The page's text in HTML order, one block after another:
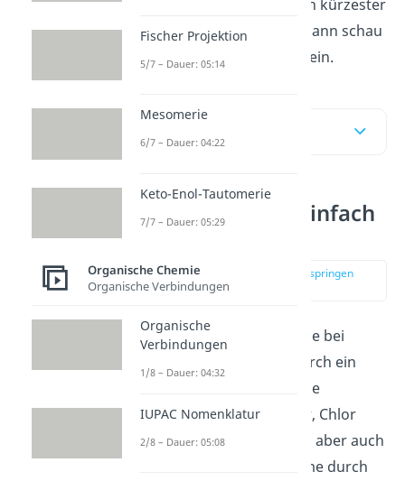
Du möchtest das Thema in kürzester
Zeit erklärt bekommen? Dann schau
doch mal in unser
rein.
Halogenalkane einfach
zur Stelle im Video springen
(00:18)
Halogenalkane
sind Alkane bei
denen ein Wasserstoff durch ein
Halogen ersetzt wurde. Die
Halogene sind dabei Fluor, Chlor
Brom oder Iod. Es können aber auch
mehrere Wasserstoffatome durch
Fischer Projektion
5/7 – Dauer: 05:14
Mesomerie
6/7 – Dauer: 04:22
Keto-Enol-Tautomerie
7/7 – Dauer: 05:29
Organische Chemie
Organische Verbindungen
Organische
Verbindungen
1/8 – Dauer: 04:32
IUPAC Nomenklatur
2/8 – Dauer: 05:08